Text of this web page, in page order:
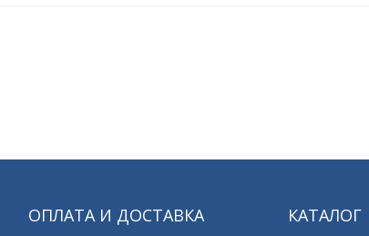
ОПЛАТА И ДОСТАВКА КАТАЛОГ